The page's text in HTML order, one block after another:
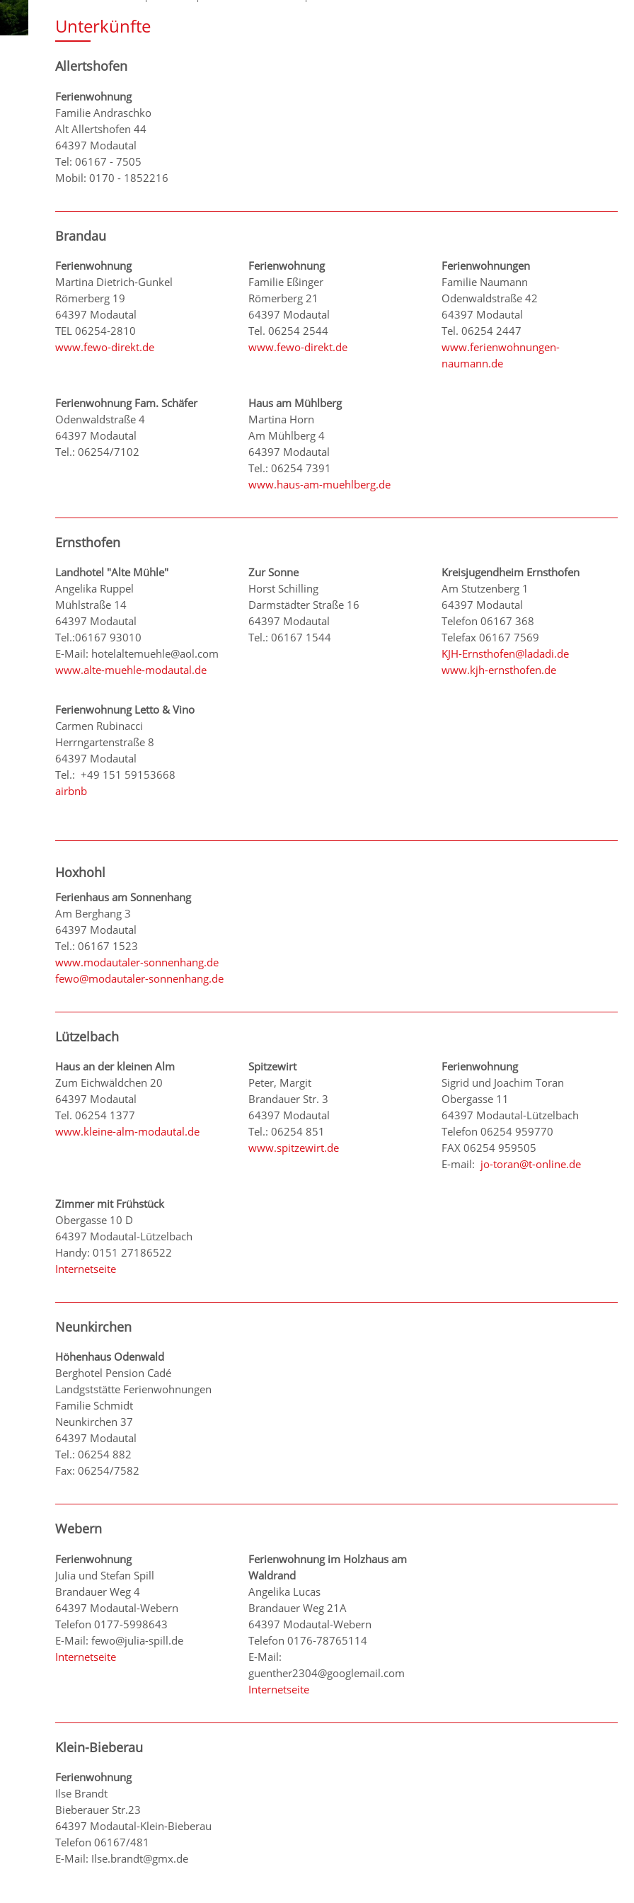
Unterkünfte
Allertshofen
Ferienwohnung
Familie Andraschko
Alt Allertshofen 44
64397 Modautal
Tel: 06167 - 7505
Mobil: 0170 - 1852216
Brandau
Ferienwohnung
Martina Dietrich-Gunkel
Römerberg 19
64397 Modautal
TEL 06254-2810
www.fewo-direkt.de
Ferienwohnung
Familie Eßinger
Römerberg 21
64397 Modautal
Tel. 06254 2544
www.fewo-direkt.de
Ferienwohnungen
Familie Naumann
Odenwaldstraße 42
64397 Modautal
Tel. 06254 2447
www.ferienwohnungen-
naumann.de
Ferienwohnung Fam. Schäfer
Odenwaldstraße 4
64397 Modautal
Tel.: 06254/7102
Haus am Mühlberg
Martina Horn
Am Mühlberg 4
64397 Modautal
Tel.: 06254 7391
www.haus-am-muehlberg.de
Ernsthofen
Landhotel "Alte Mühle"
Angelika Ruppel
Mühlstraße 14
64397 Modautal
Tel.:06167 93010
E-Mail: hotelaltemuehle@aol.com
www.alte-muehle-modautal.de
Zur Sonne
Horst Schilling
Darmstädter Straße 16
64397 Modautal
Tel.: 06167 1544
Kreisjugendheim Ernsthofen
Am Stutzenberg 1
64397 Modautal
Telefon 06167 368
Telefax 06167 7569
KJH-Ernsthofen@ladadi.de
www.kjh-ernsthofen.de
Ferienwohnung Letto & Vino
Carmen Rubinacci
Herrngartenstraße 8
64397 Modautal
Tel.: +49 151 59153668
airbnb
Hoxhohl
Ferienhaus am Sonnenhang
Am Berghang 3
64397 Modautal
Tel.: 06167 1523
www.modautaler-sonnenhang.de
fewo@modautaler-sonnenhang.de
Lützelbach
Haus an der kleinen Alm
Zum Eichwäldchen 20
64397 Modautal
Tel. 06254 1377
www.kleine-alm-modautal.de
Spitzewirt
Peter, Margit
Brandauer Str. 3
64397 Modautal
Tel.: 06254 851
www.spitzewirt.de
Ferienwohnung
Sigrid und Joachim Toran
Obergasse 11
64397 Modautal-Lützelbach
Telefon 06254 959770
FAX 06254 959505
E-mail: jo-toran@t-online.de
Zimmer mit Frühstück
Obergasse 10 D
64397 Modautal-Lützelbach
Handy: 0151 27186522
Internetseite
Neunkirchen
Höhenhaus Odenwald
Berghotel Pension Cadé
Landgststätte Ferienwohnungen
Familie Schmidt
Neunkirchen 37
64397 Modautal
Tel.: 06254 882
Fax: 06254/7582
Webern
Ferienwohnung
Julia und Stefan Spill
Brandauer Weg 4
64397 Modautal-Webern
Telefon 0177-5998643
E-Mail: fewo@julia-spill.de
Internetseite
Ferienwohnung im Holzhaus am
Waldrand
Angelika Lucas
Brandauer Weg 21A
64397 Modautal-Webern
Telefon 0176-78765114
E-Mail:
guenther2304@googlemail.com
Internetseite
Klein-Bieberau
Ferienwohnung
Ilse Brandt
Bieberauer Str.23
64397 Modautal-Klein-Bieberau
Telefon 06167/481
E-Mail: Ilse.brandt@gmx.de